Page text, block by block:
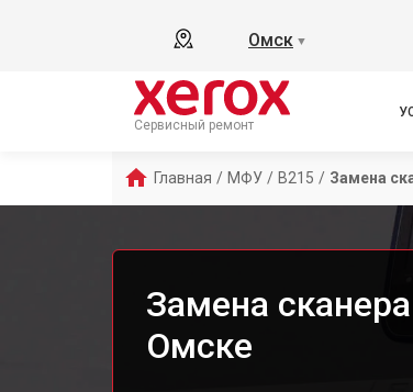
Омск ▼
Сервисный ремонт
Главная / МФУ / B215 / Замена
Замена
Омске